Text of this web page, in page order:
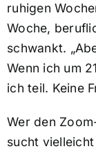
ruhigen
Woche,
schwankt.
Wenn ich um
ich teil. Keine
Wer den
sucht